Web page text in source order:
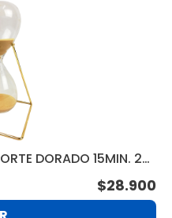
DORADO 15MIN. 27
$28.900